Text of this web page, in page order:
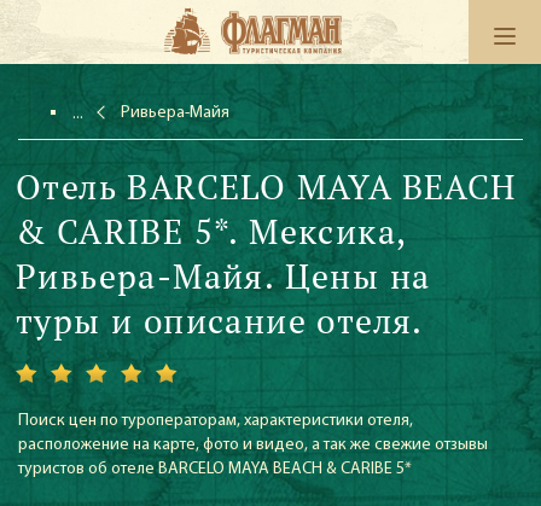
Ривьера-Майя
Отель BARCELO MAYA BEACH
& CARIBE 5*. Мексика,
Ривьера-Майя. Цены на
туры и описание отеля.
Поиск цен по туроператорам, характеристики отеля,
расположение на карте, фото и видео, а так же свежие отзывы
туристов об отеле BARCELO MAYA BEACH & CARIBE 5*